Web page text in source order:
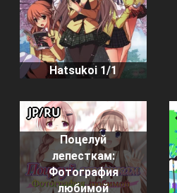
Hatsukoi 1/1
Поцелуй
лепесткам:
Фотография
любимой
JP/RU